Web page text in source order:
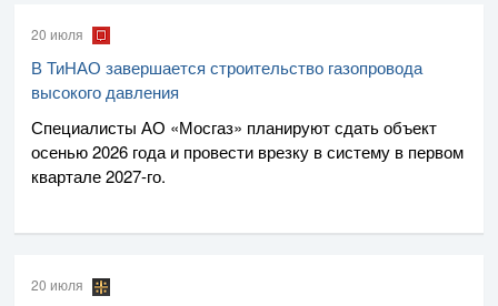
20 июля
В ТиНАО завершается строительство газопровода
высокого давления
Специалисты АО «Мосгаз» планируют сдать объект
осенью 2026 года и провести врезку в систему в первом
квартале2027-го.
20 июля